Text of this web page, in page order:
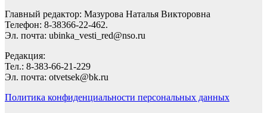
Главный редактор: Мазурова Наталья Викторовна
Телефон: 8-38366-22-462.
Эл. почта: ubinka_vesti_red@nso.ru
Редакция:
Тел.: 8-383-66-21-229
Эл. почта: otvetsek@bk.ru
Политика конфиденциальности персональных данных